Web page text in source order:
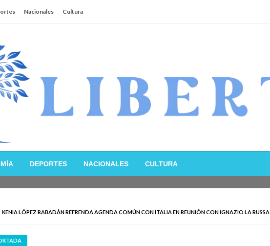
Nacionales Cultura
DEPORTES NACIONALES CULTURA
KENIA LÓPEZ RABADÁN REFRENDA AGENDA COMÚN CON ITALIA EN REUNIÓN CON IGNAZIO LA RUSSA